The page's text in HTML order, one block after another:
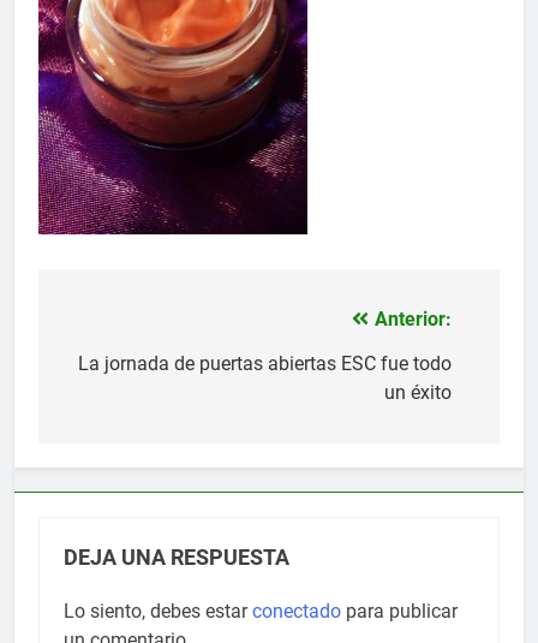
de
Anterior:
La jornada de puertas abiertas ESC fue todo
un éxito
DEJA UNA RESPUESTA
Lo siento, debes estarconectado para publicar